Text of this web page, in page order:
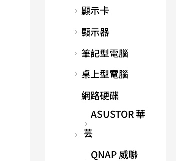
顯示卡
顯示器
筆記型電腦
桌上型電腦
網路硬碟
ASUSTOR 華
芸
QNAP 威聯